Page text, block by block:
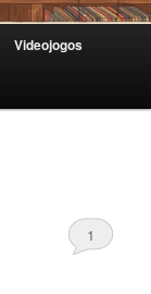
Videojogos
1